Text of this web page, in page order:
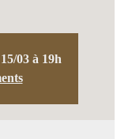
03 à 19h